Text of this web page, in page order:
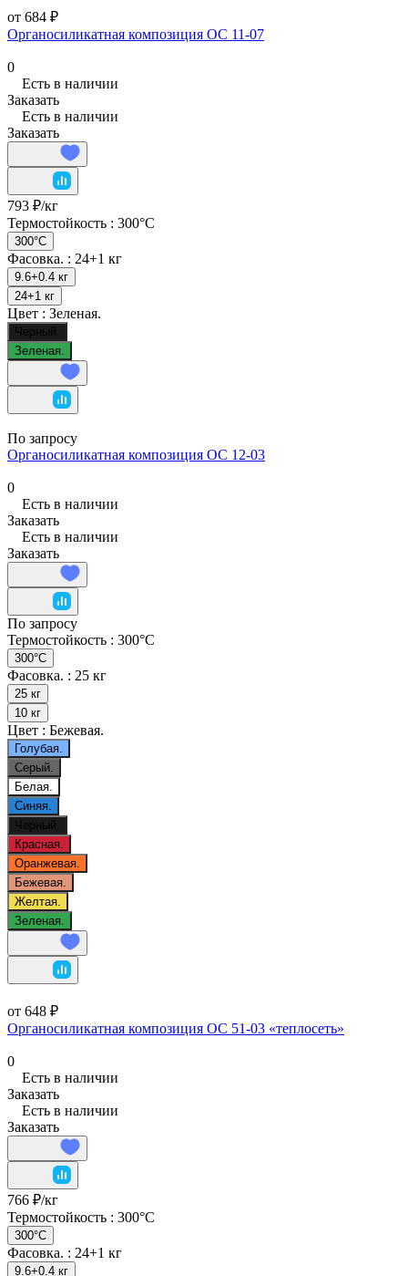
от 684 ₽
Органосиликатная композиция ОС 11-07
0
Есть в наличии
Заказать
Есть в наличии
Заказать
793 ₽/кг
Термостойкость : 300°C
300°C
Фасовка. : 24+1 кг
9.6+0.4 кг
24+1 кг
Цвет : Зеленая.
Черный.
Зеленая.
По запросу
Органосиликатная композиция ОС 12-03
0
Есть в наличии
Заказать
Есть в наличии
Заказать
По запросу
Термостойкость : 300°С
300°С
Фасовка. : 25 кг
25 кг
10 кг
Цвет : Бежевая.
Голубая.
Серый.
Белая.
Синяя.
Черный.
Красная.
Оранжевая.
Бежевая.
Желтая.
Зеленая.
от 648 ₽
Органосиликатная композиция ОС 51-03 «теплосеть»
0
Есть в наличии
Заказать
Есть в наличии
Заказать
766 ₽/кг
Термостойкость : 300°C
300°C
Фасовка. : 24+1 кг
9.6+0.4 кг